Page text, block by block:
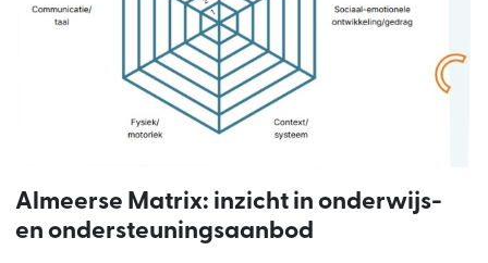
Almeerse Matrix: inzicht in onderwijs-
en ondersteuningsaanbod